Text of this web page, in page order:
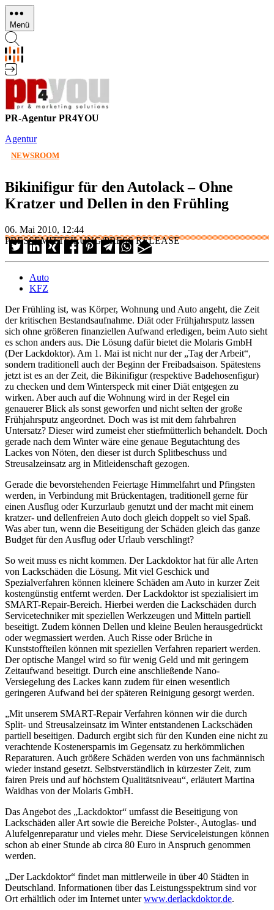
Direkt
zum
Inhalt
Menü
PR-Agentur PR4YOU
Agentur
NEWSROOM
Bikinifigur für den Autolack – Ohne
Kratzer und Dellen in den Frühling
06. Mai 2010, 12:44
PRESSEMITTEILUNG/PRESS RELEASE
Auto
KFZ
Der Frühling ist, was Körper, Wohnung und Auto angeht, die Zeit
der kritischen Bestandsaufnahme. Diät oder Frühjahrsputz lassen
sich ohne größeren finanziellen Aufwand erledigen, beim Auto sieht
es schon anders aus. Die Lösung dafür bietet die Molaris GmbH
(Der Lackdoktor). Am 1. Mai ist nicht nur der „Tag der Arbeit“,
sondern traditionell auch der Beginn der Freibadsaison. Spätestens
jetzt ist es an der Zeit, die Bikinifigur (respektive Badehosenfigur)
zu checken und dem Winterspeck mit einer Diät entgegen zu
wirken. Aber auch auf die Wohnung wird in der Regel ein
genauerer Blick als sonst geworfen und nicht selten der große
Frühjahrsputz angeordnet. Doch was ist mit dem fahrbahren
Untersatz? Dieser wird zumeist eher stiefmütterlich behandelt. Doch
gerade nach dem Winter wäre eine genaue Begutachtung des
Lackes von Nöten, den dieser ist durch Splitbeschuss und
Streusalzeinsatz arg in Mitleidenschaft gezogen.
Gerade die bevorstehenden Feiertage Himmelfahrt und Pfingsten
werden, in Verbindung mit Brückentagen, traditionell gerne für
einen Ausflug oder Kurzurlaub genutzt und der macht mit einem
kratzer- und dellenfreien Auto doch gleich doppelt so viel Spaß.
Was aber tun, wenn die Beseitigung der Schäden gleich das ganze
Budget für den Ausflug oder Urlaub verschlingt?
So weit muss es nicht kommen. Der Lackdoktor hat für alle Arten
von Lackschäden die Lösung. Mit viel Geschick und
Spezialverfahren können kleinere Schäden am Auto in kurzer Zeit
kostengünstig entfernt werden. Der Lackdoktor ist spezialisiert im
SMART-Repair-Bereich. Hierbei werden die Lackschäden durch
Servicetechniker mit speziellen Werkzeugen und Mitteln partiell
beseitigt. Zudem können Dellen und kleine Beulen herausgedrückt
oder wegmassiert werden. Auch Risse oder Brüche in
Kunststoffteilen können mit speziellen Verfahren repariert werden.
Der optische Mangel wird so für wenig Geld und mit geringem
Zeitaufwand beseitigt. Durch eine anschließende Nano-
Versiegelung des Lackes kann zudem für einen wesentlich
geringeren Aufwand bei der späteren Reinigung gesorgt werden.
„Mit unserem SMART-Repair Verfahren können wir die durch
Split- und Streusalzeinsatz im Winter entstandenen Lackschäden
partiell beseitigen. Dadurch ergibt sich für den Kunden eine nicht zu
verachtende Kostenersparnis im Gegensatz zu herkömmlichen
Reparaturen. Auch größere Schäden werden von uns fachmännisch
wieder instand gesetzt. Selbstverständlich in kürzester Zeit, zum
fairen Preis und auf höchstem Qualitätsniveau“, erläutert Martina
Waidhas von der Molaris GmbH.
Das Angebot des „Lackdoktor“ umfasst die Beseitigung von
Lackschäden aller Art sowie die Bereiche Polster-, Autoglas- und
Alufelgenreparatur und vieles mehr. Diese Serviceleistungen können
schon ab einer Stunde ab circa 80 Euro in Anspruch genommen
werden.
„Der Lackdoktor“ findet man mittlerweile in über 40 Städten in
Deutschland. Informationen über das Leistungsspektrum sind vor
Ort erhältlich oder im Internet unterwww.derlackdoktor.de.